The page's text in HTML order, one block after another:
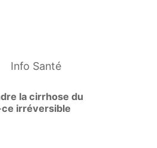
Info Santé
la cirrhose du
irréversible